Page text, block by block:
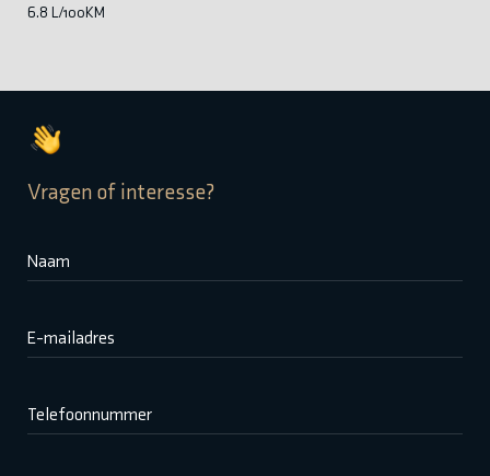
6.8 L/100KM
Vragen of interesse?
Naam
E-mailadres
Telefoonnummer